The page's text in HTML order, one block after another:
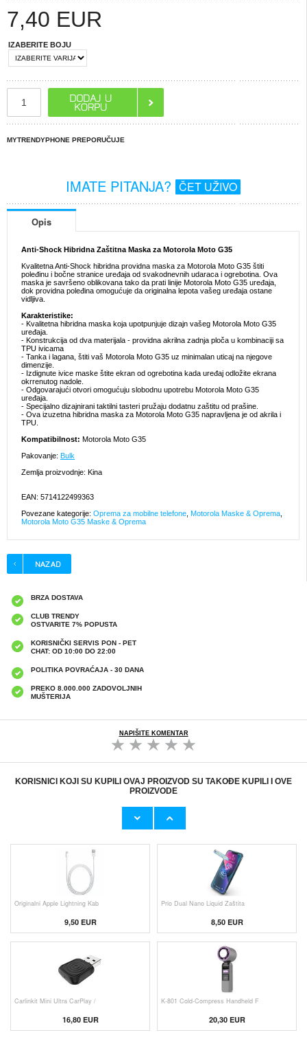
7,40 EUR
IZABERITE BOJU
MYTRENDYPHONE PREPORUČUJE
IMATE PITANJA? ČET UŽIVO
Opis
Anti-Shock Hibridna Zaštitna Maska za Motorola Moto G35
Kvalitetna Anti-Shock hibridna providna maska za Motorola Moto G35 štiti
poleđinu i bočne stranice uređaja od svakodnevnih udaraca i ogrebotina. Ova
maska je savršeno oblikovana tako da prati linije Motorola Moto G35 uređaja,
dok providna poleđina omogućuje da originalna lepota vašeg uređaja ostane
vidljiva.
Karakteristike:
- Kvalitetna hibridna maska koja upotpunjuje dizajn vašeg Motorola Moto G35
uređaja.
- Konstrukcija od dva materijala - providna akrilna zadnja ploča u kombinaciji sa
TPU ivicama
- Tanka i lagana, štiti vaš Motorola Moto G35 uz minimalan uticaj na njegove
dimenzije.
- Izdignute ivice maske štite ekran od ogrebotina kada uređaj odložite ekrana
okrrenutog nadole.
- Odgovarajući otvori omogućuju slobodnu upotrebu Motorola Moto G35
uređaja.
- Specijalno dizajnirani taktilni tasteri pružaju dodatnu zaštitu od prašine.
- Ova izuzetna hibridna maska za Motorola Moto G35 napravljena je od akrila i
TPU.
Kompatibilnost: Motorola Moto G35
Pakovanje: Bulk
Zemlja proizvodnje: Kina
EAN: 5714122499363
Povezane kategorije: Oprema za mobilne telefone Motorola Maske & Oprema
Motorola Moto G35 Maske & Oprema
BRZA DOSTAVA
CLUB TRENDY
OSTVARITE 7% POPUSTA
KORISNIČKI SERVIS PON - PET
CHAT: OD 10:00 DO 22:00
POLITIKA POVRAĆAJA - 30 DANA
PREKO 8.000.000 ZADOVOLJNIH
MUŠTERIJA
NAPIŠITE KOMENTAR
KORISNICI KOJI SU KUPILI OVAJ PROIZVOD SU TAKOĐE KUPILI I OVE
PROIZVODE
HHW 660W GaN 10-Port USB-C Cha
Originalni Apple Lightning Kab
9,50 EUR
Prio Dual Nano Liquid Zaštita
8,50 EUR
Carlinkit Mini Ultra CarPlay /
16,80 EUR
K-801 Cold-Compress Handheld F
20,30 EUR